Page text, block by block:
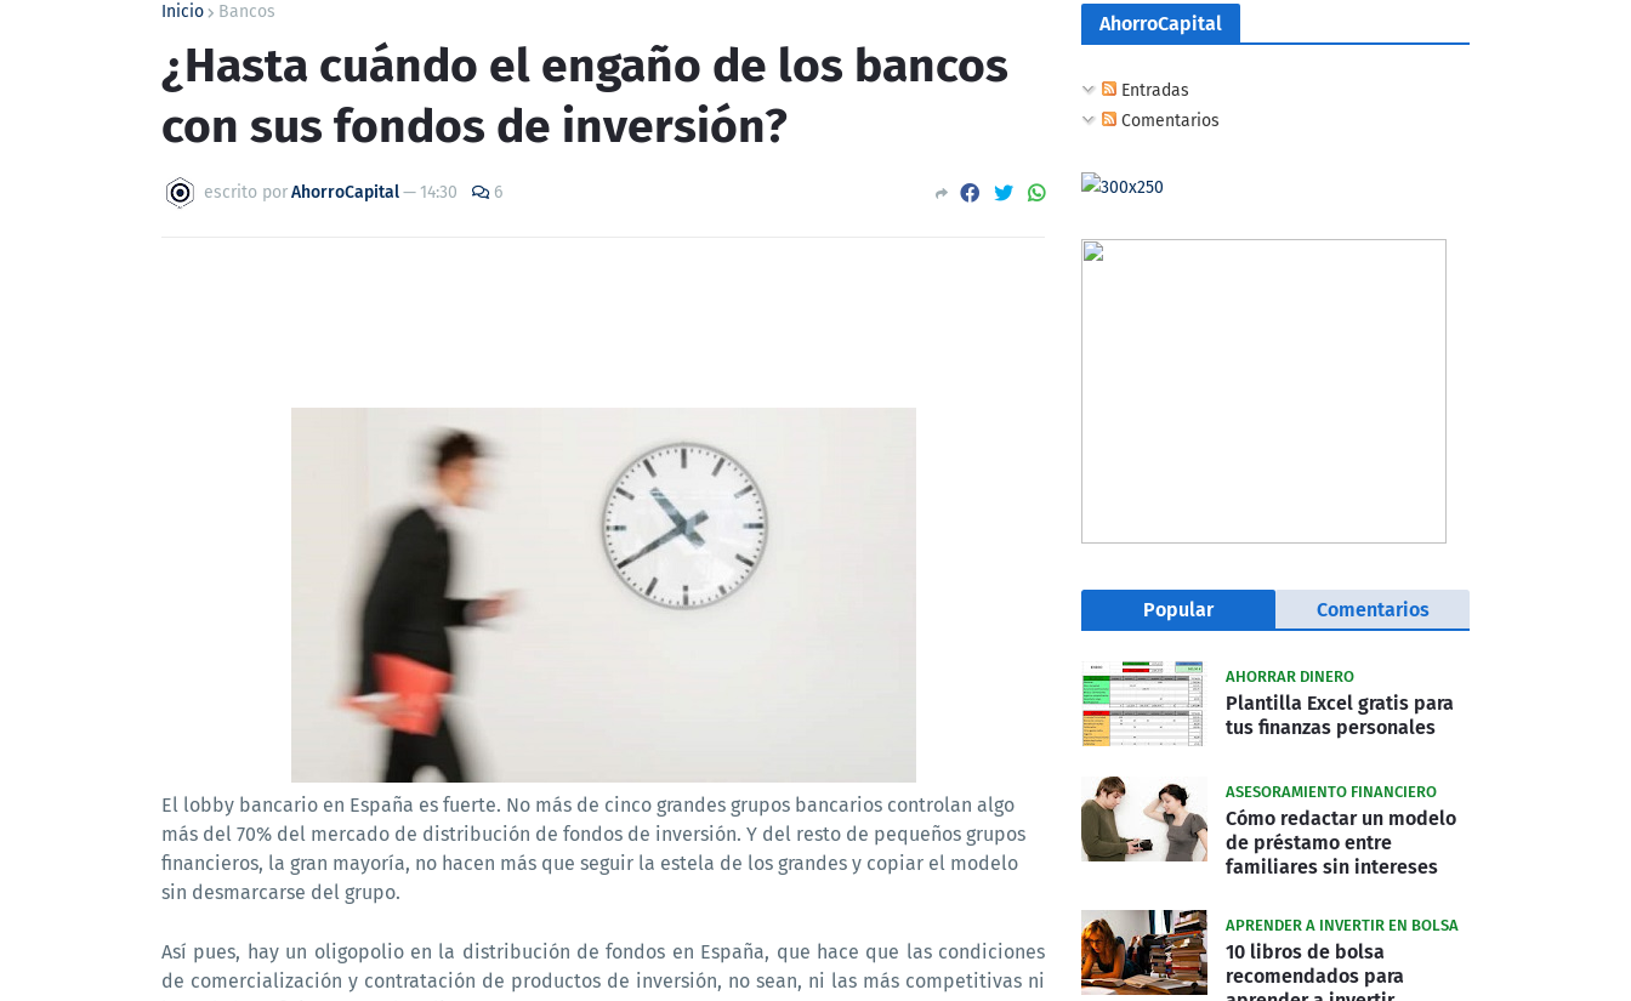
Inicio Bancos
¿Hasta cuándo el engaño de los bancos
con sus fondos de inversión?
escrito porAhorroCapital— 14:30 6
El lobby bancario en España es fuerte. No más de cinco grandes grupos bancarios controlan algo
más del 70% del mercado de distribución de fondos de inversión. Y del resto de pequeños grupos
financieros, la gran mayoría, no hacen más que seguir la estela de los grandes y copiar el modelo
sin desmarcarse del grupo.
Así pues, hay un oligopolio en la distribución de fondos en España, que hace que las condiciones
de comercialización y contratación de productos de inversión, no sean, ni las más competitivas ni
AhorroCapital
Entradas
Comentarios
Popular Comentarios
AHORRAR DINERO
Plantilla Excel gratis para
tus finanzas personales
ASESORAMIENTO FINANCIERO
Cómo redactar un modelo
de préstamo entre
familiares sin intereses
APRENDER A INVERTIR EN BOLSA
10 libros de bolsa
recomendados para